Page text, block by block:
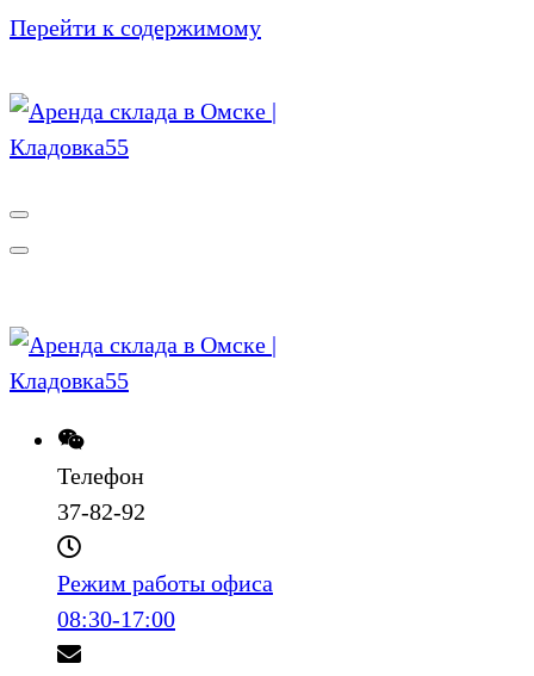
Перейти к содержимому
Телефон
37-82-92
Режим работы офиса
08:30-17:00